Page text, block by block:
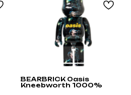
BEARBRICK Oasis
Kneebworth 1000%